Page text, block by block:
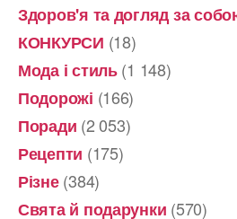
Здоров'я та догляд за
КОНКУРСИ (18)
Мода і стиль(1 148)
Подорожі (166)
Поради (2 053)
Рецепти (175)
Різне(384)
Свята й подарунки (570)